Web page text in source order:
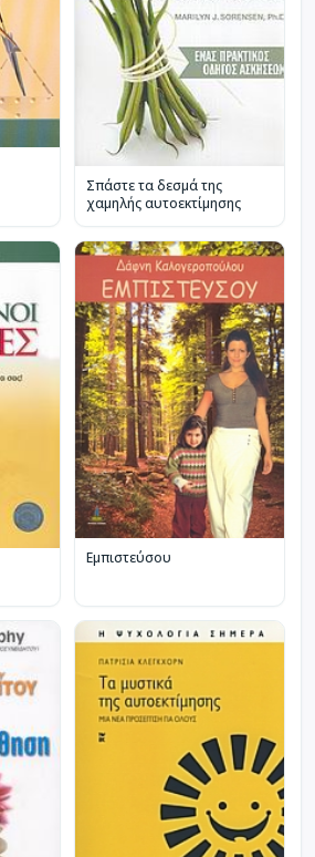
Σπάστε τα δεσμά της
χαμηλής αυτοεκτίμησης
Εμπιστεύσου